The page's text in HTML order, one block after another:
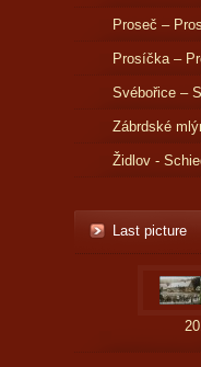
Proseč –
Prosíčka –
Svébořice –
Zábrdské
Židlov -
Last picture